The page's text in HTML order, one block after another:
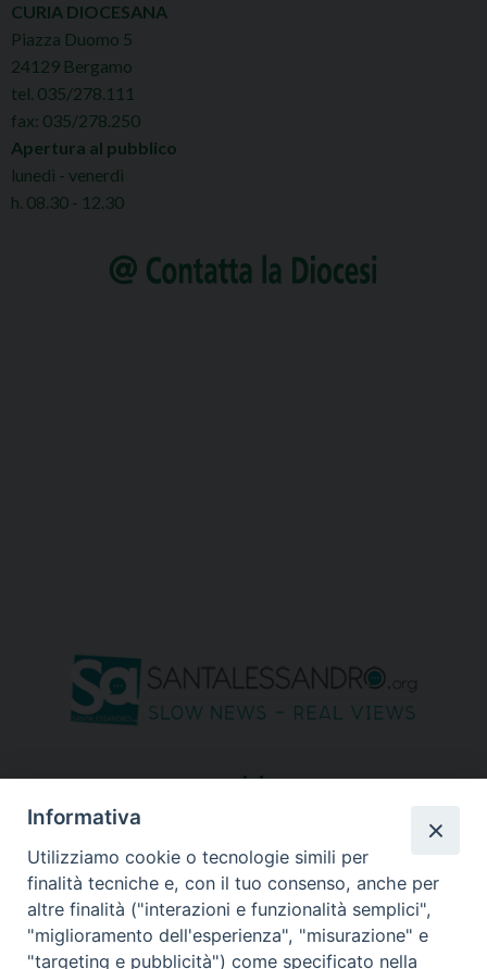
CURIA DIOCESANA
Piazza Duomo 5
24129 Bergamo
tel. 035/278.111
fax: 035/278.250
Apertura al pubblico
lunedì - venerdì
h. 08.30 - 12.30
seguici su
Informativa
Utilizziamo cookie o tecnologie simili per
finalità tecniche e, con il tuo consenso, anche per
altre finalità ("interazioni e funzionalità semplici",
"miglioramento dell'esperienza", "misurazione" e
"targeting e pubblicità") come specificato nella